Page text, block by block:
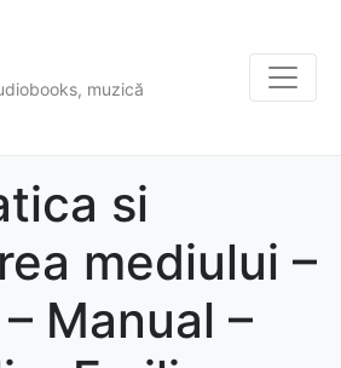
muzică
si
mediului –
Manual –